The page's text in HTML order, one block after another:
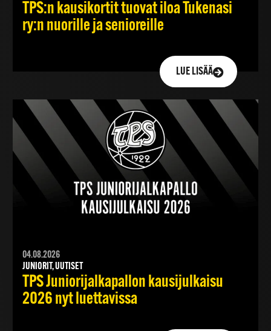
TPS:n kausikortit tuovat iloa Tukenasi
ry:n nuorille ja senioreille
LUE LISÄÄ
04.08.2026
JUNIORIT, UUTISET
TPS Juniorijalkapallon kausijulkaisu
2026 nyt luettavissa